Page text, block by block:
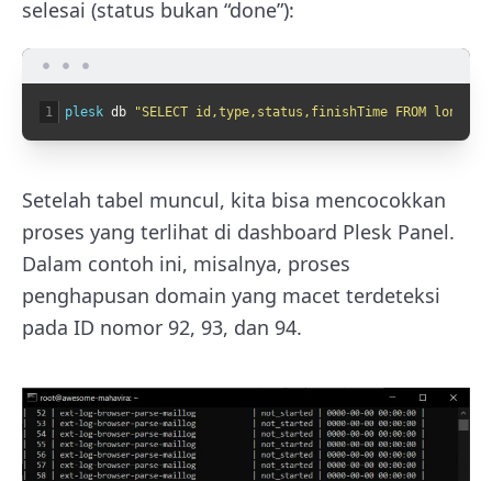
selesai (status bukan “done”):
1 plesk db "SELECT id,type,status,finishTime FROM
Setelah tabel muncul, kita bisa mencocokkan
proses yang terlihat di dashboard Plesk Panel.
Dalam contoh ini, misalnya, proses
penghapusan domain yang macet terdeteksi
pada ID nomor 92, 93, dan 94.